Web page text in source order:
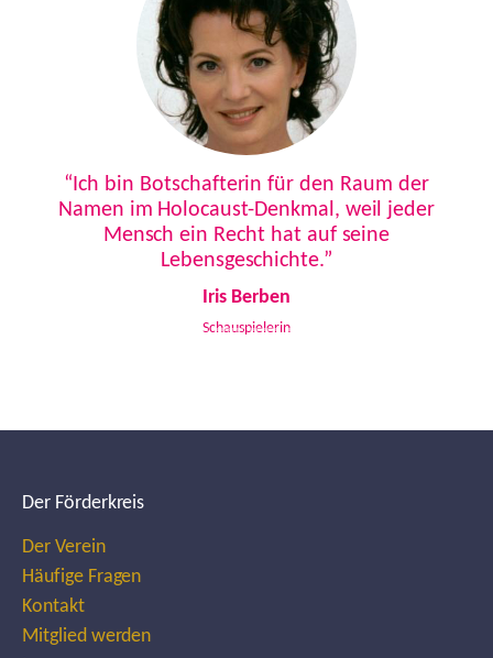
“Ich bin Botschafterin für den Raum der
Namen im Holocaust-Denkmal, weil jeder
Mensch ein Recht hat auf seine
Lebensgeschichte.”
Iris Berben
Schauspielerin
Der Förderkreis
Der Verein
Häufige Fragen
Kontakt
Mitglied werden